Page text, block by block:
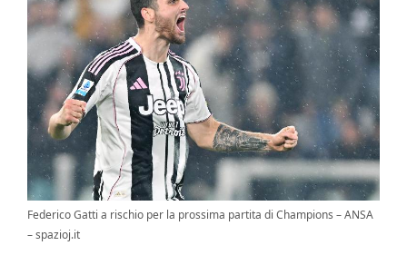
Federico Gatti a rischio per la prossima partita di Champions – ANSA
– spazioj.it